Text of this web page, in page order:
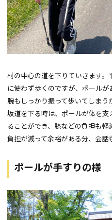
村の中心の道を下りていきます
に使わず歩くのですが、ポールが
腕もしっかり振って歩いてしまう
坂道を下る時は、ポールが体を支
ることができ、膝などの負担も軽
負担が減って余裕がある分、会話
ポールが手すりの様